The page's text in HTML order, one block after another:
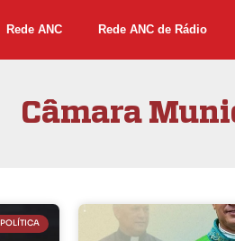
Rede ANC Rede ANC de Rádio
Câmara
POLÍTICA